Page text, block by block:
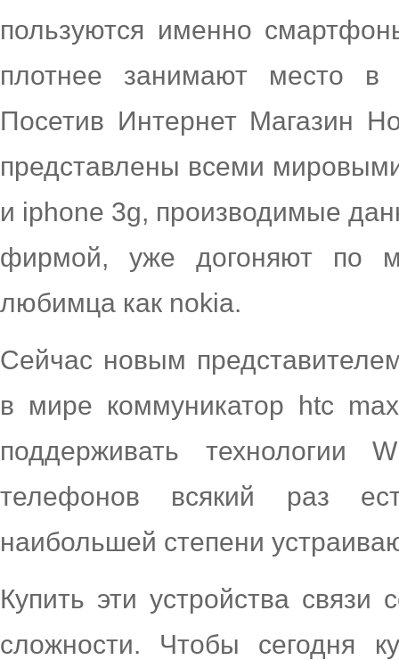
пользуются именно
плотнее занимают место в
Посетив Интернет Магазин
представлены всеми
и iphone 3g, производимые
фирмой, уже догоняют по
любимца как nokia.
Сейчас новым
в мире коммуникатор htc
поддерживать
телефонов всякий раз
наибольшей степени
Купить эти устройства связи
сложности. Чтобы сегодня